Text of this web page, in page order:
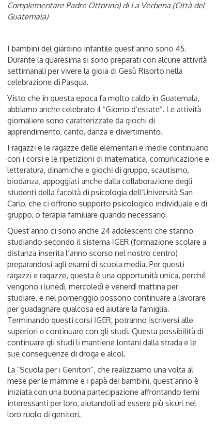
Complementare Padre Ottorino) di La Verbena (Città del
Guatemala)
I bambini del giardino infantile quest’anno sono 45.
Durante la quaresima si sono preparati con alcune attività
settimanali per vivere la gioia di Gesù Risorto nella
celebrazione di Pasqua.
Visto che in questa epoca fa molto caldo in Guatemala,
abbiamo anche celebrato il “Giorno d’estate”. Le attività
giornaliere sono caratterizzate da giochi di
apprendimento, canto, danza e divertimento.
I ragazzi e le ragazze delle elementari e medie continuano
con i corsi e le ripetizioni di matematica, comunicazione e
letteratura, dinamiche e giochi di gruppo, scautismo,
biodanza, appoggiati anche dalla collaborazione degli
studenti della facoltà di psicologia dell’Università San
Carlo, che ci offrono supporto psicologico individuale e di
gruppo, o terapia familiare quando necessario
Quest’anno ci sono anche 24 adolescenti che stanno
studiando secondo il sistema IGER (formazione scolare a
distanza inserita l’anno scorso nel nostro centro)
preparandosi agli esami di scuola media. Per questi
ragazzi e ragazze, questa è una opportunità unica, perché
vengono i lunedì, mercoledì e venerdì mattina per
studiare, e nel pomeriggio possono continuare a lavorare
per guadagnare qualcosa ed aiutare la famiglia.
Terminando questi corsi IGER, potranno iscriversi alle
superiori e continuare con gli studi. Questa possibilità di
continuare gli studi li mantiene lontani dalla strada e le
sue conseguenze di droga e alcol.
La “Scuola per i Genitori”, che realizziamo una volta al
mese per le mamme e i papà dei bambini, quest’anno è
iniziata con una buona partecipazione affrontando temi
interessanti per loro, aiutandoli ad essere più sicuri nel
loro ruolo di genitori.